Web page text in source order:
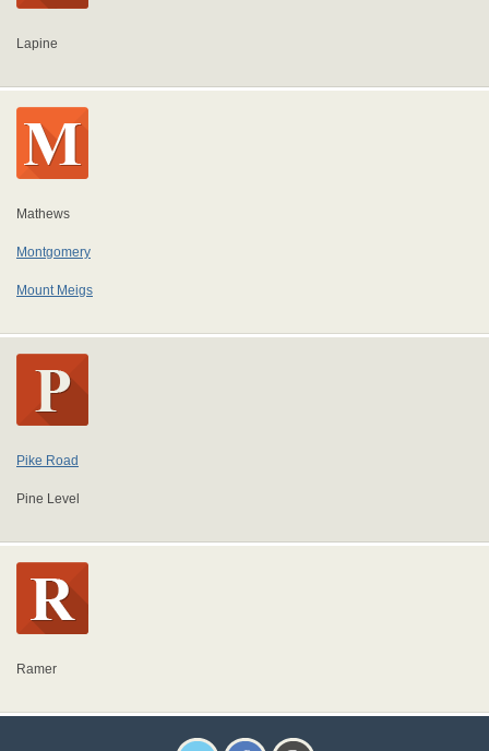
Lapine
Mathews
Montgomery
Mount Meigs
Pike Road
Pine Level
Ramer